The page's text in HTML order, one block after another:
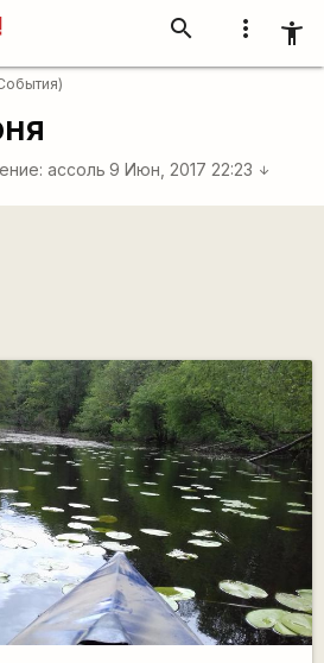
more_vert accessibility_new
search
ассоль 9 Июн, 2017 22:23 arrow_downward